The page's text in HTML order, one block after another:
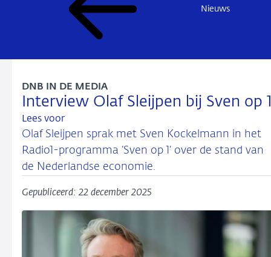
Nieuws
Interview Olaf Sleijpen bij Sven op
DNB IN DE MEDIA
Lees voor
Olaf Sleijpen sprak met Sven Kockelmann in het
Radio1-programma ‘Sven op 1’ over de stand van
de Nederlandse economie.
Gepubliceerd: 22 december 2025